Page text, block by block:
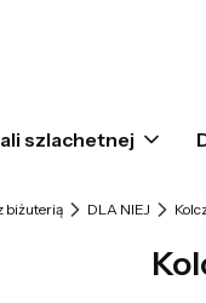
szlachetnej
biżuterią DLA NIEJ